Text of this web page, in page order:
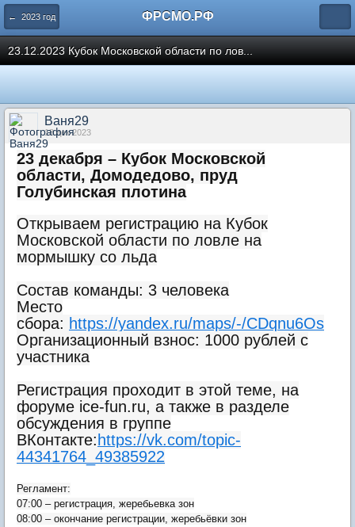
← 2023 год ФРСМО.РФ
23.12.2023 Кубок Московской области по лов...
Ваня29
18 дек 2023
23 декабря – Кубок Московской
области, Домодедово, пруд
Голубинская плотина
Открываем регистрацию на Кубок
Московской области по ловле на
мормышку со льда
Состав команды: 3 человека
Место
сбора: https://yandex.ru/maps/-/CDqnu6Os
Организационный взнос: 1000 рублей с
участника
Регистрация проходит в этой теме, на
форуме ice-fun.ru, а также в разделе
обсуждения в группе
ВКонтакте: https://vk.com/topic-
44341764_49385922
Регламент:
07:00 – регистрация, жеребьевка зон
08:00 – окончание регистрации, жеребьёвки зон